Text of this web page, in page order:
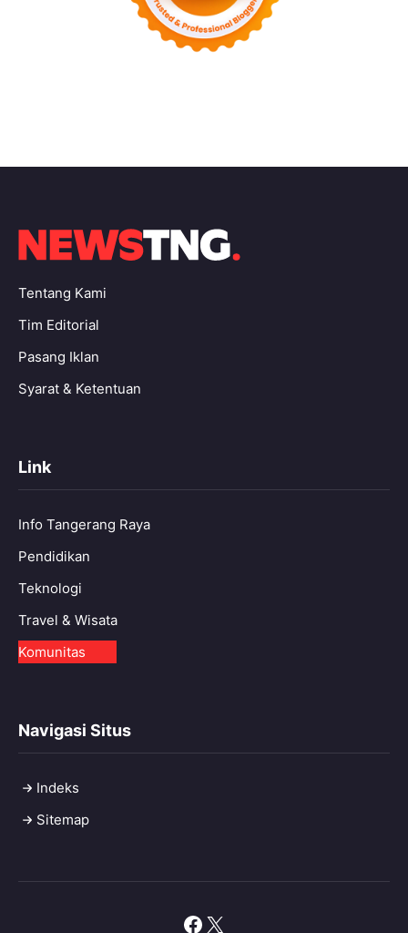
Tentang Kami
Tim Editorial
Pasang Iklan
Syarat & Ketentuan
Link
Info Tangerang Raya
Pendidikan
Teknologi
Travel & Wisata
Komunitas
Navigasi Situs
Indeks
Sitemap
Facebook
X